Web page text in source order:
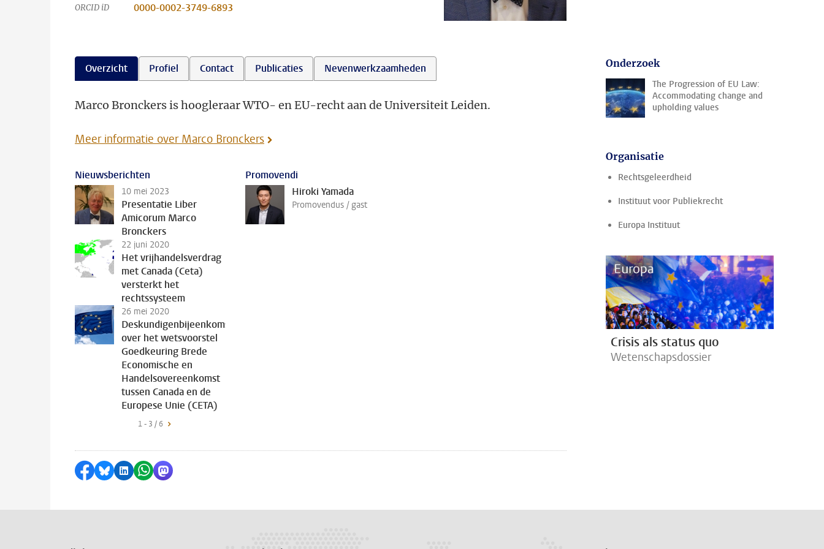
ORCID iD 0000-0002-3749-6893
Overzicht Profiel Contact Publicaties Nevenwerkzaamheden
Marco Bronckers is hoogleraar WTO- en EU-recht aan de Universiteit Leiden.
Meer informatie over Marco Bronckers
Nieuwsberichten
10 mei 2023
Presentatie Liber
Amicorum Marco
Bronckers
22 juni 2020
Het vrijhandelsverdrag
met Canada (Ceta)
versterkt het
rechtssysteem
26 mei 2020
Deskundigenbijeenkomst
over het wetsvoorstel
Goedkeuring Brede
Economische en
Handelsovereenkomst
tussen Canada en de
Europese Unie (CETA)
1 - 3 / 6
Promovendi
Hiroki Yamada
Promovendus / gast
Delen op Facebook
Delen via Bluesky
Delen op LinkedIn
Delen via WhatsApp
Delen via Mastodon
Onderzoek
The Progression of EU Law:
Accommodating change and
upholding values
Organisatie
Rechtsgeleerdheid
Instituut voor Publiekrecht
Europa Instituut
Crisis als status quo
Wetenschapsdossier